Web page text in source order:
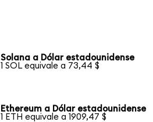
Solana a Dólar estadounidense
1 SOL equivale a 73,44 $
Ethereum a Dólar estadounidense
1 ETH equivale a 1909,47 $